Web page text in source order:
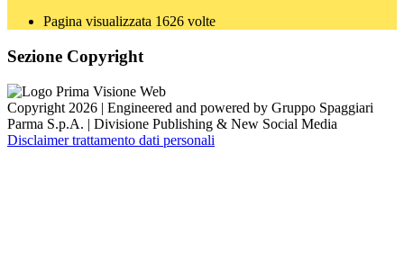
Pagina visualizzata 1626 volte
Sezione Copyright
Copyright 2026 | Engineered and powered by Gruppo Spaggiari
Parma S.p.A. | Divisione Publishing & New Social Media
Disclaimer trattamento dati personali